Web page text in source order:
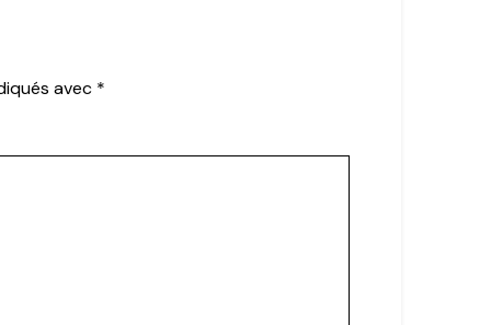
avec *